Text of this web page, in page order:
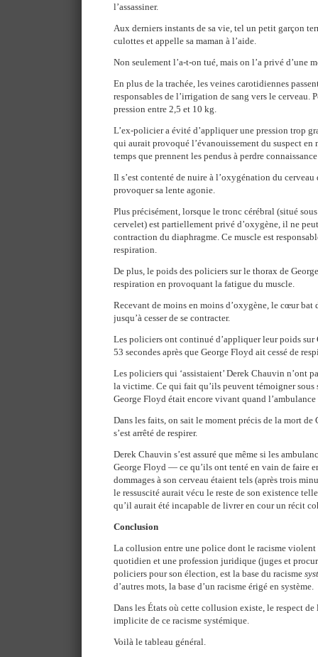
l’assassiner.
Aux derniers instants de sa vie, tel un petit garçon
culottes et appelle sa maman à l’aide.
Non seulement l’a-t-on tué, mais on l’a privé d’une
En plus de la trachée, les veines carotidiennes
responsables de l’irrigation de sang vers le cerveau.
pression entre 2,5 et 10 kg.
L’ex-policier a évité d’appliquer une pression trop
qui aurait provoqué l’évanouissement du suspect en
temps que prennent les pendus à perdre
Il s’est contenté de nuire à l’oxygénation du
provoquer sa lente agonie.
Plus précisément, lorsque le tronc cérébral (situé
cervelet) est partiellement privé d’oxygène, il ne
contraction du diaphragme. Ce muscle est
respiration.
De plus, le poids des policiers sur le thorax de
respiration en provoquant la fatigue du muscle.
Recevant de moins en moins d’oxygène, le cœur bat
jusqu’à cesser de se contracter.
Les policiers ont continué d’appliquer leur poids sur
53 secondes après que George Floyd ait cessé de
Les policiers qui ‘assistaient’ Derek Chauvin n’ont
la victime. Ce qui fait qu’ils peuvent témoigner sous
George Floyd était encore vivant quand l’ambulance
Dans les faits, on sait le moment précis de la mort de
s’est arrêté de respirer.
Derek Chauvin s’est assuré que même si les
George Floyd — ce qu’ils ont tenté en vain de faire
dommages à son cerveau étaient tels (après trois
le ressuscité aurait vécu le reste de son existence
qu’il aurait été incapable de livrer en cour un récit
Conclusion
La collusion entre une police dont le racisme violent
quotidien et une profession juridique (juges et
policiers pour son élection, est la base du racisme
d’autres mots, la base d’un racisme érigé en système.
Dans les États où cette collusion existe, le respect
implicite de ce racisme systémique.
Voilà le tableau général.